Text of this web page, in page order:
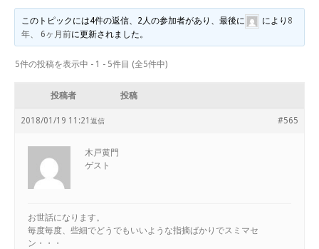
このトピックには4件の返信、2人の参加者があり、最後に により 8
年、 6ヶ月前に更新されました。
5件の投稿を表示中 - 1 - 5件目 (全5件中)
投稿者 投稿
2018/01/19 11:21 #565
返信
木戸黄門
ゲスト
お世話になります。
毎度毎度、些細でどうでもいいような指摘ばかりでスミマセ
ン・・・